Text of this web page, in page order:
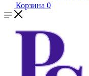
Корзина 0